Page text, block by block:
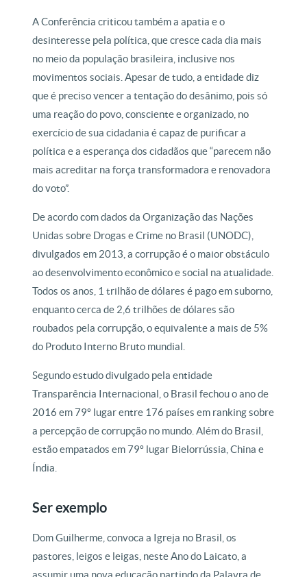
A Conferência criticou também a apatia e o
desinteresse pela política, que cresce cada dia mais
no meio da população brasileira, inclusive nos
movimentos sociais. Apesar de tudo, a entidade diz
que é preciso vencer a tentação do desânimo, pois só
uma reação do povo, consciente e organizado, no
exercício de sua cidadania é capaz de purificar a
política e a esperança dos cidadãos que “parecem não
mais acreditar na força transformadora e renovadora
do voto”.
De acordo com dados da Organização das Nações
Unidas sobre Drogas e Crime no Brasil (UNODC),
divulgados em 2013, a corrupção é o maior obstáculo
ao desenvolvimento econômico e social na atualidade.
Todos os anos, 1 trilhão de dólares é pago em suborno,
enquanto cerca de 2,6 trilhões de dólares são
roubados pela corrupção, o equivalente a mais de 5%
do Produto Interno Bruto mundial.
Segundo estudo divulgado pela entidade
Transparência Internacional, o Brasil fechou o ano de
2016 em 79º lugar entre 176 países em ranking sobre
a percepção de corrupção no mundo. Além do Brasil,
estão empatados em 79º lugar Bielorrússia, China e
Índia.
Ser exemplo
Dom Guilherme, convoca a Igreja no Brasil, os
pastores, leigos e leigas, neste Ano do Laicato, a